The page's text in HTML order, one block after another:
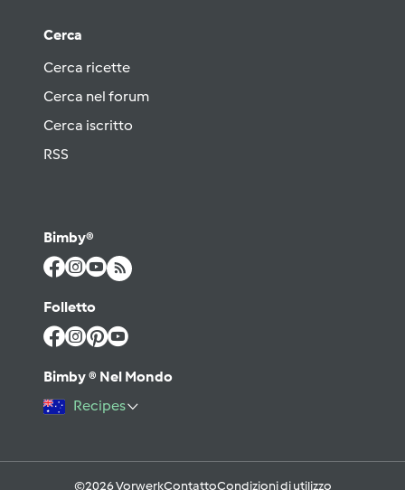
Cerca
Cerca ricette
Cerca nel forum
Cerca iscritto
RSS
Bimby®
Folletto
Bimby ® Nel Mondo
Recipes
©2026 VorwerkContattoCondizioni di utilizzo